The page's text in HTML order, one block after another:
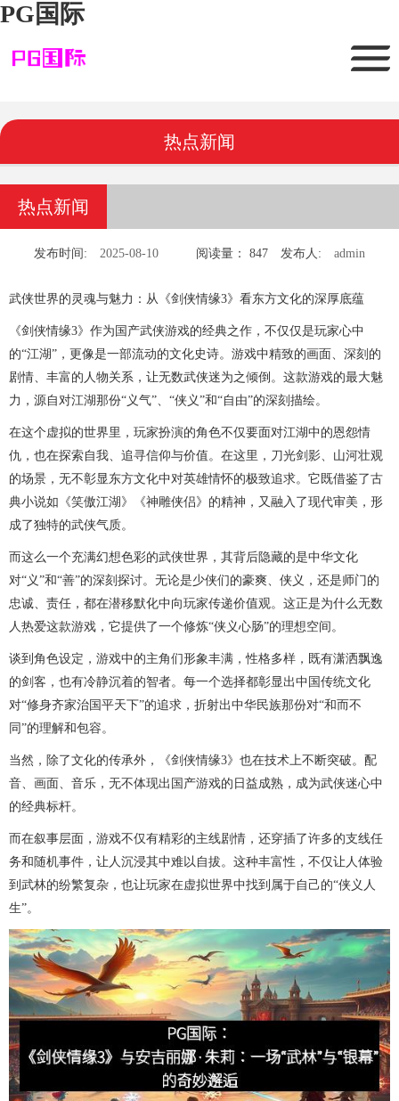
PG国际
热点新闻
热点新闻
发布时间: 2025-08-10 阅读量： 847 发布人: admin
武侠世界的灵魂与魅力：从《剑侠情缘3》看东方文化的深厚底蕴
《剑侠情缘3》作为国产武侠游戏的经典之作，不仅仅是玩家心中
的“江湖”，更像是一部流动的文化史诗。游戏中精致的画面、深刻的
剧情、丰富的人物关系，让无数武侠迷为之倾倒。这款游戏的最大魅
力，源自对江湖那份“义气”、“侠义”和“自由”的深刻描绘。
在这个虚拟的世界里，玩家扮演的角色不仅要面对江湖中的恩怨情
仇，也在探索自我、追寻信仰与价值。在这里，刀光剑影、山河壮观
的场景，无不彰显东方文化中对英雄情怀的极致追求。它既借鉴了古
典小说如《笑傲江湖》《神雕侠侣》的精神，又融入了现代审美，形
成了独特的武侠气质。
而这么一个充满幻想色彩的武侠世界，其背后隐藏的是中华文化
对“义”和“善”的深刻探讨。无论是少侠们的豪爽、侠义，还是师门的
忠诚、责任，都在潜移默化中向玩家传递价值观。这正是为什么无数
人热爱这款游戏，它提供了一个修炼“侠义心肠”的理想空间。
谈到角色设定，游戏中的主角们形象丰满，性格多样，既有潇洒飘逸
的剑客，也有冷静沉着的智者。每一个选择都彰显出中国传统文化
对“修身齐家治国平天下”的追求，折射出中华民族那份对“和而不
同”的理解和包容。
当然，除了文化的传承外，《剑侠情缘3》也在技术上不断突破。配
音、画面、音乐，无不体现出国产游戏的日益成熟，成为武侠迷心中
的经典标杆。
而在叙事层面，游戏不仅有精彩的主线剧情，还穿插了许多的支线任
务和随机事件，让人沉浸其中难以自拔。这种丰富性，不仅让人体验
到武林的纷繁复杂，也让玩家在虚拟世界中找到属于自己的“侠义人
生”。